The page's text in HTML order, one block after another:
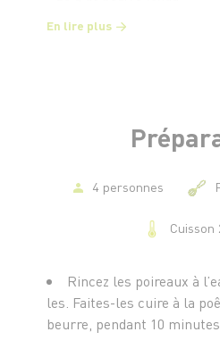
En lire plus
4 personnes
Cuisson
Rincez les poireaux à
les. Faites-les cuire à la
beurre, pendant 10